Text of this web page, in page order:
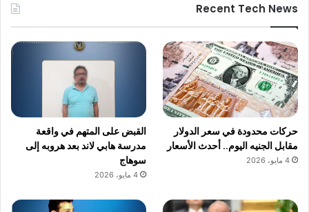
Recent Tech News
حركات محدودة في سعر الدولار
مقابل الجنيه اليوم.. أحدث الأسعار
4 مايو، 2026
القبض على المتهم في واقعة
مدرسة هابي لاند بعد هروبه إلى
سوهاج
4 مايو، 2026